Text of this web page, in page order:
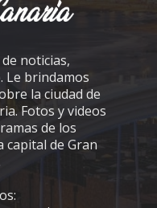
noticias,
Le brindamos
la ciudad de
Fotos y videos
de los
capital de Gran